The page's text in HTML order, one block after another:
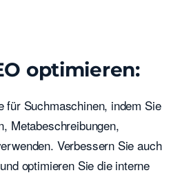
optimieren:
für Suchmaschinen, indem Sie
Metabeschreibungen,
Verbessern Sie auch
optimieren Sie die interne